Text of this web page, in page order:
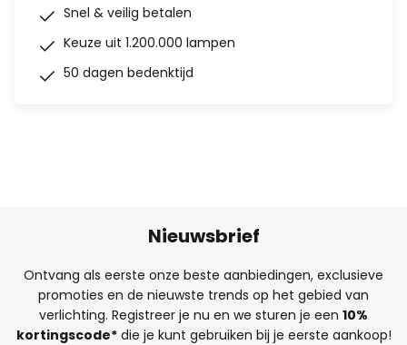
Snel & veilig betalen
Keuze uit 1.200.000 lampen
50 dagen bedenktijd
Nieuwsbrief
Ontvang als eerste onze beste aanbiedingen, exclusieve
promoties en de nieuwste trends op het gebied van
verlichting. Registreer je nu en we sturen je een 10%
kortingscode*die je kunt gebruiken bij je eerste aankoop!